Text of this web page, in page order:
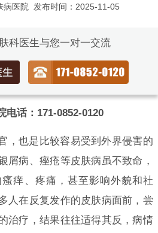
病医院 发布时间：2025-11-05
科医生与您一对一交流
电话：171-0852-0120
，也是比较容易受到外界侵害的
屑病、痤疮等皮肤病虽不致命，
痒、疼痛，甚至影响外貌和社
人在反复发作的皮肤病面前，尝
治疗，结果往往适得其反，病情